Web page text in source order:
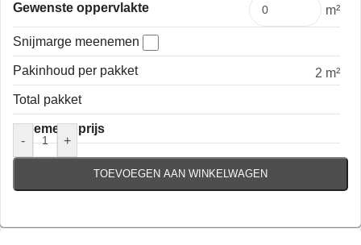
Gewenste oppervlakte m²
Snijmarge meenemen
Pakinhoud per pakket
2 m²
Total pakket
Algemene prijs
-
+
TOEVOEGEN AAN WINKELWAGEN